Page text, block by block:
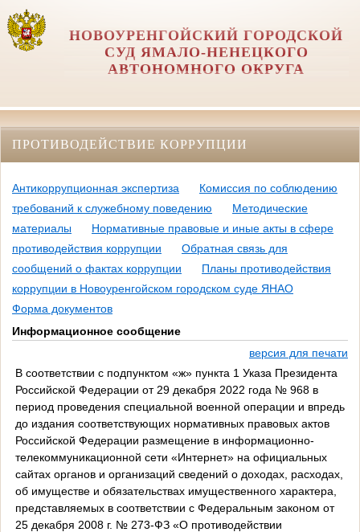
НОВОУРЕНГОЙСКИЙ ГОРОДСКОЙ
СУД ЯМАЛО-НЕНЕЦКОГО
АВТОНОМНОГО ОКРУГА
ПРОТИВОДЕЙСТВИЕ КОРРУПЦИИ
Антикоррупционная экспертиза
Комиссия по соблюдению
требований к служебному поведению
Методические
материалы
Нормативные правовые и иные акты в сфере
противодействия коррупции
Обратная связь для
сообщений о фактах коррупции
Планы противодействия
коррупции в Новоуренгойском городском суде ЯНАО
Форма документов
Информационное сообщение
версия для печати
В соответствии с подпунктом «ж» пункта 1 Указа Президента
Российской Федерации от 29 декабря 2022 года № 968 в
период проведения специальной военной операции и впредь
до издания соответствующих нормативных правовых актов
Российской Федерации размещение в информационно-
телекоммуникационной сети «Интернет» на официальных
сайтах органов и организаций сведений о доходах, расходах,
об имуществе и обязательствах имущественного характера,
представляемых в соответствии с Федеральным законом от
25 декабря 2008 г. № 273-ФЗ «О противодействии